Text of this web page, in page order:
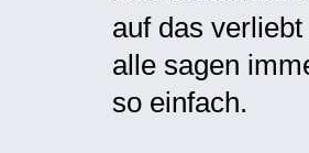
auf das
alle sagen
so einfach.